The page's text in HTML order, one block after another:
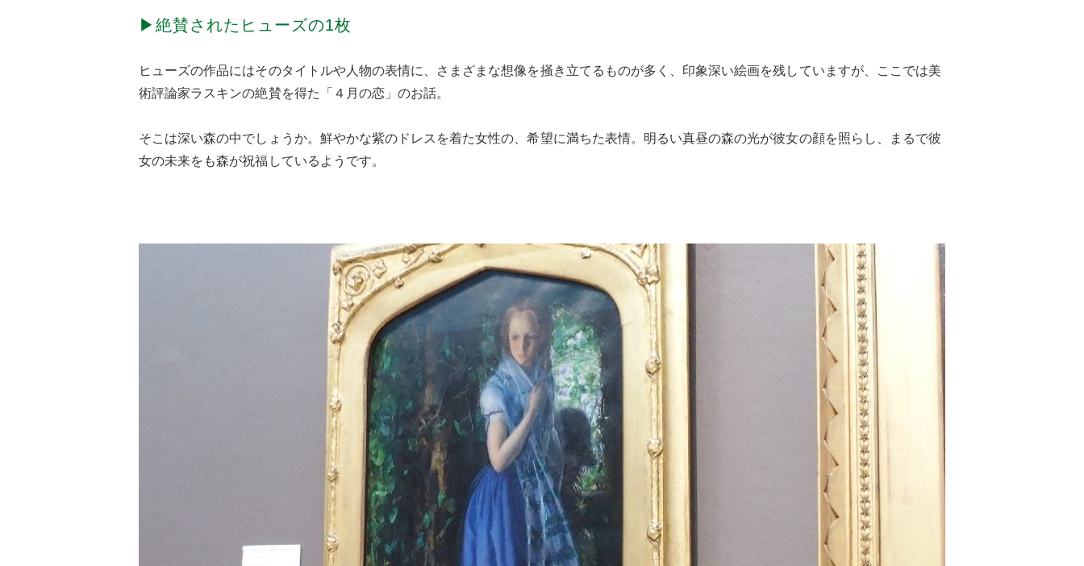
▶絶賛されたヒューズの1枚
ヒューズの作品にはそのタイトルや人物の表情に、さまざまな想像を掻き立てるものが多く、印象深い絵画を残していますが、ここでは美
術評論家ラスキンの絶賛を得た「４月の恋」のお話。
そこは深い森の中でしょうか。鮮やかな紫のドレスを着た女性の、希望に満ちた表情。明るい真昼の森の光が彼女の顔を照らし、まるで彼
女の未来をも森が祝福しているようです。